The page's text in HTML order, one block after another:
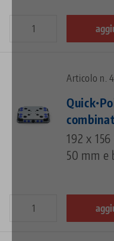
Articolo n.
192 x
50 mm e